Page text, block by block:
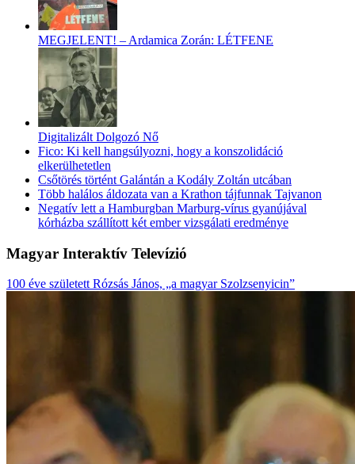
MEGJELENT! – Ardamica Zorán: LÉTFENE
Digitalizált Dolgozó Nő
Fico: Ki kell hangsúlyozni, hogy a konszolidáció
elkerülhetetlen
Csőtörés történt Galántán a Kodály Zoltán utcában
Több halálos áldozata van a Krathon tájfunnak Tajvanon
Negatív lett a Hamburgban Marburg-vírus gyanújával
kórházba szállított két ember vizsgálati eredménye
Magyar Interaktív Televízió
100 éve született Rózsás János, „a magyar Szolzsenyicin”